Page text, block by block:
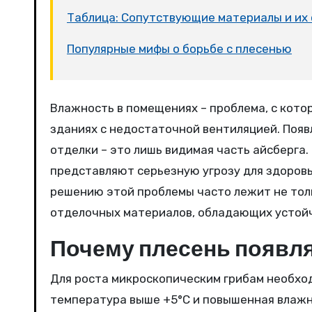
Таблица: Сопутствующие материалы и их
Популярные мифы о борьбе с плесенью
Влажность в помещениях – проблема, с которой сталкиваются многие, особенно в старых домах или
зданиях с недостаточной вентиляцией.
отделки – это лишь видимая часть
представляют серьезную угрозу для
решению этой проблемы часто лежит не
отделочных материалов, обладающих
Почему плесень
Для роста микроскопическим грибам
температура выше +5°C и повышенная